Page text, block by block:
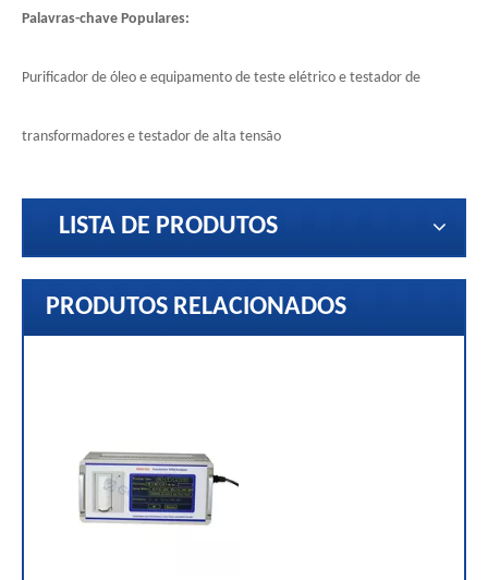
Palavras-chave Populares:
Purificador de óleo e equipamento de teste elétrico e testador de
transformadores e testador de alta tensão
LISTA DE PRODUTOS
PRODUTOS RELACIONADOS